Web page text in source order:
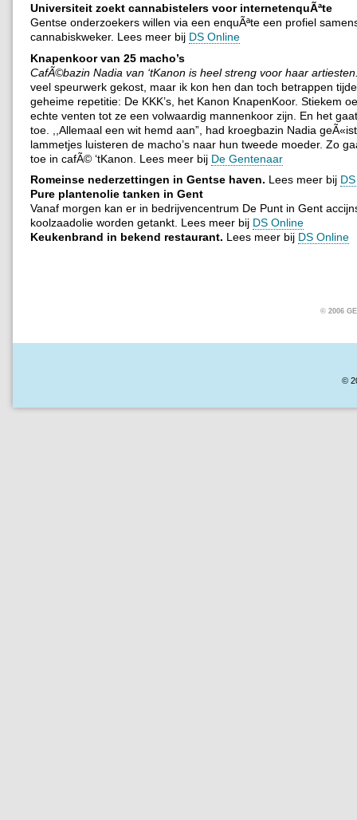
Universiteit zoekt cannabistelers voor internetenquÃªte
Gentse onderzoekers willen via een enquÃªte een profiel
cannabiskweker. Lees meer bij DS Online
Knapenkoor van 25 macho’s
CafÃ©bazin Nadia van ‘tKanon is heel streng voor haar
veel speurwerk gekost, maar ik kon hen dan toch betrappen
geheime repetitie: De KKK’s, het Kanon KnapenKoor. Stiekem
echte venten tot ze een volwaardig mannenkoor zijn. En het
toe. ,,Allemaal een wit hemd aan”, had kroegbazin Nadia
lammetjes luisteren de macho’s naar hun tweede moeder. Zo
toe in cafÃ© ‘tKanon. Lees meer bij De Gentenaar
Romeinse nederzettingen in Gentse haven. Lees meer bij
Pure plantenolie tanken in Gent
Vanaf morgen kan er in bedrijvencentrum De Punt in Gent
koolzaadolie worden getankt. Lees meer bij DS Online
Keukenbrand in bekend restaurant. Lees meer bij DS Online
© 2006
©